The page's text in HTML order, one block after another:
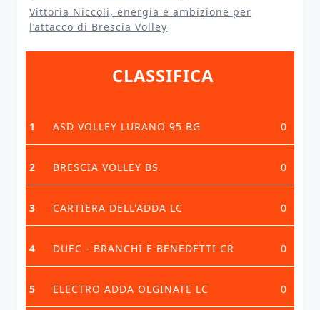
Vittoria Niccoli, energia e ambizione per
l’attacco di Brescia Volley
CLASSIFICA
1 ASD VOLLEY LURANO 95 BG 0
2 BRESCIA VOLLEY BS 0
3 CARTIERA DELL'ADDA LC 0
4 DUEC - BRANCHI E BENEDETTI CR 0
5 ELECTRO ADDA OLGINATE LC 0